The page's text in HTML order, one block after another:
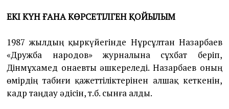
ЕКІ КҮН ҒАНА КӨРСЕТІЛГЕНҚОЙЫЛЫМ
1987 жылдың қыркүйегінде Нұрсұлтан Назарбаев
«Дружба народов» журналына сұхбат беріп,
Дінмұхамед Қонаевты әшкереледі. Назарбаев оның
өмірдің табиғи қажеттіліктерінен алшақ кеткенін,
кадр таңдау әдісін, т.б. сынға алды.